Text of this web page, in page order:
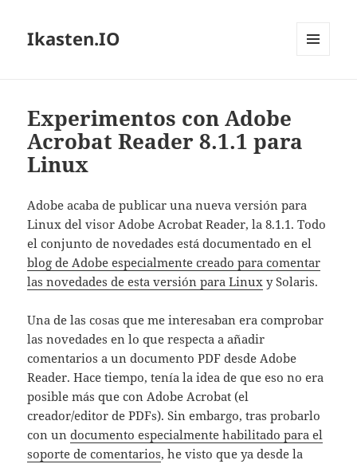
Ikasten.IO
Experimentos con Adobe
Acrobat Reader 8.1.1 para
Linux
Adobe acaba de publicar una nueva versión para
Linux del visor Adobe Acrobat Reader, la 8.1.1. Todo
el conjunto de novedades está documentado en el
blog de Adobe especialmente creado para comentar
las novedades de esta versión para Linux y Solaris.
Una de las cosas que me interesaban era comprobar
las novedades en lo que respecta a añadir
comentarios a un documento PDF desde Adobe
Reader. Hace tiempo, tenía la idea de que eso no era
posible más que con Adobe Acrobat (el
creador/editor de PDFs). Sin embargo, tras probarlo
con undocumento especialmente habilitado para el
soporte de comentarios, he visto que ya desde la